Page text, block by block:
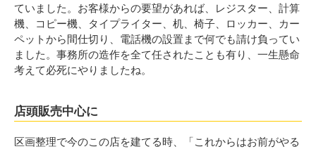
ていました。お客様からの要望があれば、レジスター、計算
機、コピー機、タイプライター、机、椅子、ロッカー、カー
ペットから間仕切り、電話機の設置まで何でも請け負ってい
ました。事務所の造作を全て任されたことも有り、一生懸命
考えて必死にやりましたね。
店頭販売中心に
区画整理で今のこの店を建てる時、「これからはお前がやる